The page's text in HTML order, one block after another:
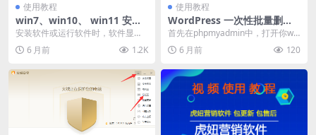
使用教程
win7、win10、 win11 安装
软件乱码 一键修复小工具
安装软件或运行软件时，软件显示
的都是乱码，怎么办？ ...
6 月前 1.2K
使用教程
WordPress 一次性批量删除
所有文章
首先在phpmyadmin中，打开你wo
rdpress的数据库，点击SQL选
项，...6 月前 120